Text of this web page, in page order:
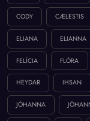
CODY CÆLESTIS
ELIANA ELIANNA
FELÍCIA FLÓRA
HEYDAR IHSAN
JÓHANNA